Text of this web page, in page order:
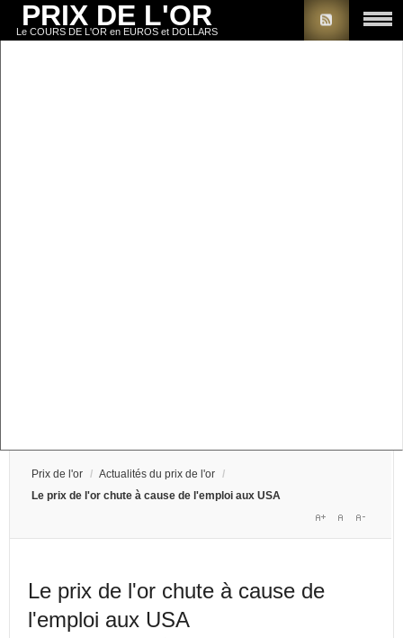
PRIX DE L'OR
Le COURS DE L'OR en EUROS et DOLLARS
Prix de l'or / Actualités du prix de l'or /
Le prix de l'or chute à cause de l'emploi aux USA
Le prix de l'or chute à cause de
l'emploi aux USA